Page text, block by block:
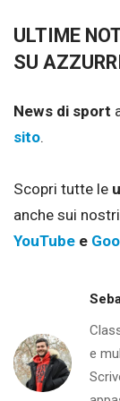
ULTIME
SU
News di sport
sito.
Scopri tutte le
anche sui
YouTube e
e